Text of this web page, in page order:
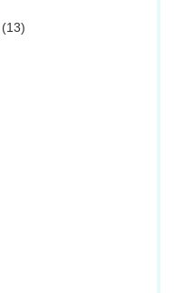
(13)